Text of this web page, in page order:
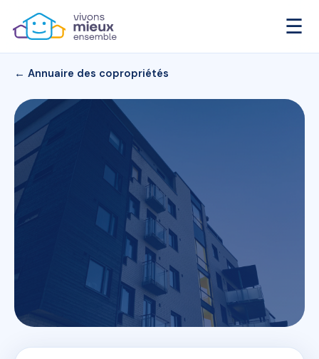
☰
← Annuaire des copropriétés